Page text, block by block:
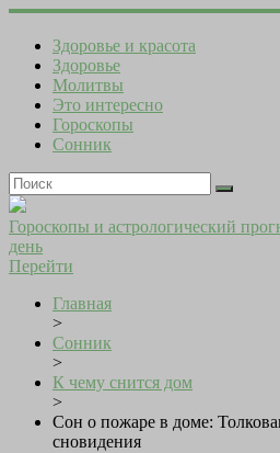
Здоровье и красота
Здоровье
Молитвы
Это интересно
Гороскопы
Сонник
Гороскопы и астрологический
день
Перейти
Главная
>
Сонник
>
К чему снится дом
>
Сон о пожаре в доме:
сновидения